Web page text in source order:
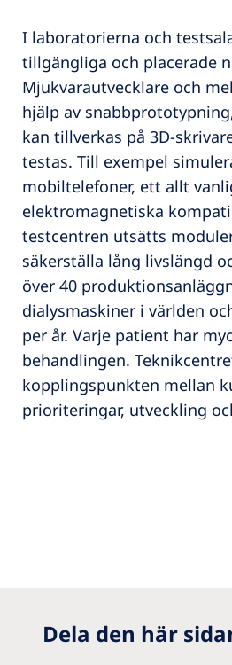
I laboratorierna och
tillgängliga och placerade
Mjukvarautvecklare och
hjälp av
kan tillverkas på 3D-
testas. Till exempel
mobiltelefoner, ett allt
elektromagnetiska
testcentren utsätts
säkerställa lång livslängd
över 40
dialysmaskiner i världen
per år. Varje patient har
behandlingen.
kopplingspunkten mellan
prioriteringar, utveckling
Dela den här